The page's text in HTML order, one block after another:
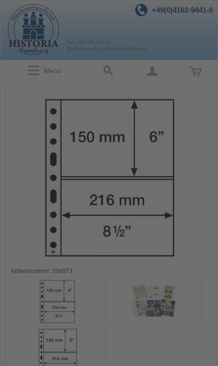
+49(0)4162-9441-0
Menü
Artikelnummer: 358073